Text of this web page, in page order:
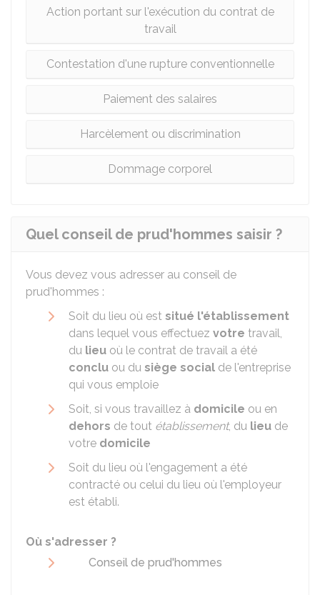
Action portant sur l'exécution du contrat de
travail
Contestation d'une rupture conventionnelle
Paiement des salaires
Harcèlement ou discrimination
Dommage corporel
Quel conseil de prud'hommes saisir ?
Vous devez vous adresser au conseil de
prud'hommes :
Soit du lieu où est situé l'établissement
dans lequel vous effectuez votre travail,
du lieu où le contrat de travail a été
conclu ou du siège social de l'entreprise
qui vous emploie
Soit, si vous travaillez à domicile ou en
dehors de tout établissement, du lieu de
votre domicile
Soit du lieu où l'engagement a été
contracté ou celui du lieu où l'employeur
est établi.
Où s'adresser ?
Conseil de prud'hommes